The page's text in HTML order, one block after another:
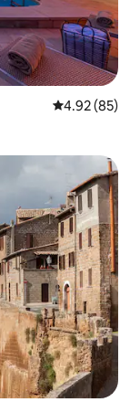
レビュー85
4.92 (85)